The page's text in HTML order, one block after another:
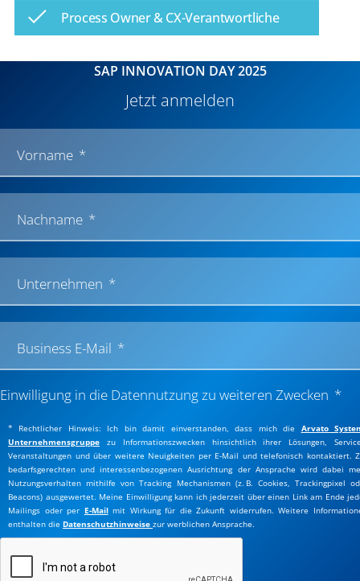
Process Owner & CX-Verantwortliche
SAP INNOVATION DAY 2025
Jetzt anmelden
Vorname
Nachname
Unternehmen
Business E-Mail
Einwilligung in die Datennutzung zu weiteren Zwecken
* Rechtlicher Hinweis: Ich bin damit einverstanden, dass mich die Arvato
Unternehmensgruppe zu Informationszwecken hinsichtlich ihrer Lösungen,
Veranstaltungen und über weitere Neuigkeiten per E-Mail und telefonisch kontaktiert.
bedarfsgerechten und interessenbezogenen Ausrichtung der Ansprache wird dabei
Nutzungsverhalten mithilfe von Tracking Mechanismen (z. B. Cookies, Trackingpixel
Beacons) ausgewertet. Meine Einwilligung kann ich jederzeit über einen Link am Ende
Mailings oder per E-Mailmit Wirkung für die Zukunft widerrufen. Weitere
enthalten die Datenschutzhinweise zur werblichen Ansprache.